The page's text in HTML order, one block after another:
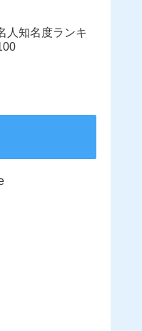
人知名度ランキ